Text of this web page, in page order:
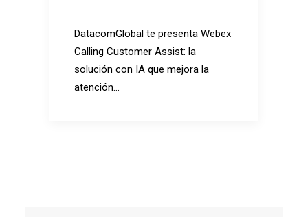
DatacomGlobal te presenta Webex
Calling Customer Assist: la
solución con IA que mejora la
atención…